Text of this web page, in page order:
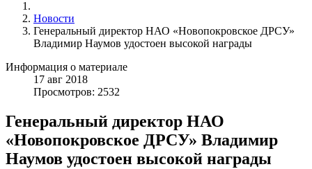
Новости
Генеральный директор НАО «Новопокровское ДРСУ»
Владимир Наумов удостоен высокой награды
Информация о материале
17 авг 2018
Просмотров: 2532
Генеральный директор НАО
«Новопокровское ДРСУ» Владимир
Наумов удостоен высокой награды